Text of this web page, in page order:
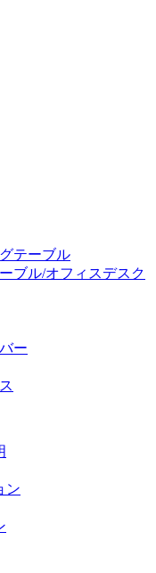
テーブル
ブル/オフィスデスク
ー
ン